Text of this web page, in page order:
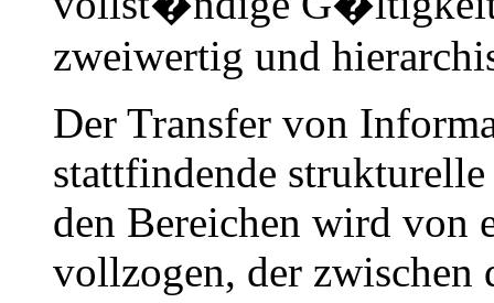
zweiwertig und
Der Transfer von
stattfindende
den Bereichen wird von
vollzogen, der zwischen